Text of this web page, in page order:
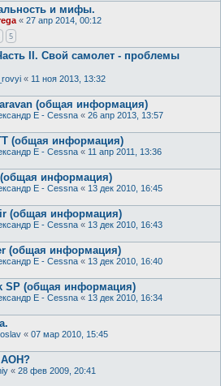
и мифы.
« 27 апр 2014, 00:12
5
II. Свой самолет - проблемы
« 11 ноя 2013, 13:32
(общая информация)
E - Cessna « 26 апр 2013, 13:57
(общая информация)
E - Cessna « 11 апр 2011, 13:36
(общая информация)
E - Cessna « 13 дек 2010, 16:45
(общая информация)
E - Cessna « 13 дек 2010, 16:43
(общая информация)
E - Cessna « 13 дек 2010, 16:40
SP (общая информация)
E - Cessna « 13 дек 2010, 16:34
« 07 мар 2010, 15:45
АОН?
« 28 фев 2009, 20:41